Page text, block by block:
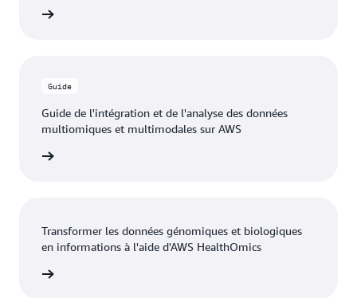
Guide
Guide de l'intégration et de l'analyse des données
multiomiques et multimodales sur AWS
Transformer les données génomiques et biologiques
en informations à l'aide d'AWS HealthOmics